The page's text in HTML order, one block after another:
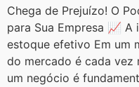
Chega de Prejuízo! O
para Sua Empresa 📈
estoque efetivo Em um
do mercado é cada
um negócio é